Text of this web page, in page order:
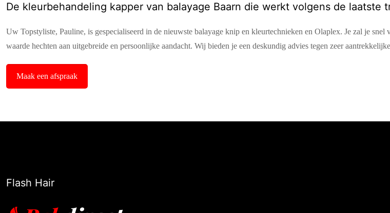
De kleurbehandeling kapper van balayage Baarn die werkt volgens de laatste
Uw Topstyliste, Pauline, is gespecialiseerd in de nieuwste balayage knip en kleurtechnieken en Olaplex. Je zal je
waarde hechten aan uitgebreide en persoonlijke aandacht. Wij bieden je een deskundig advies tegen zeer
Maak een afspraak
Flash Hair